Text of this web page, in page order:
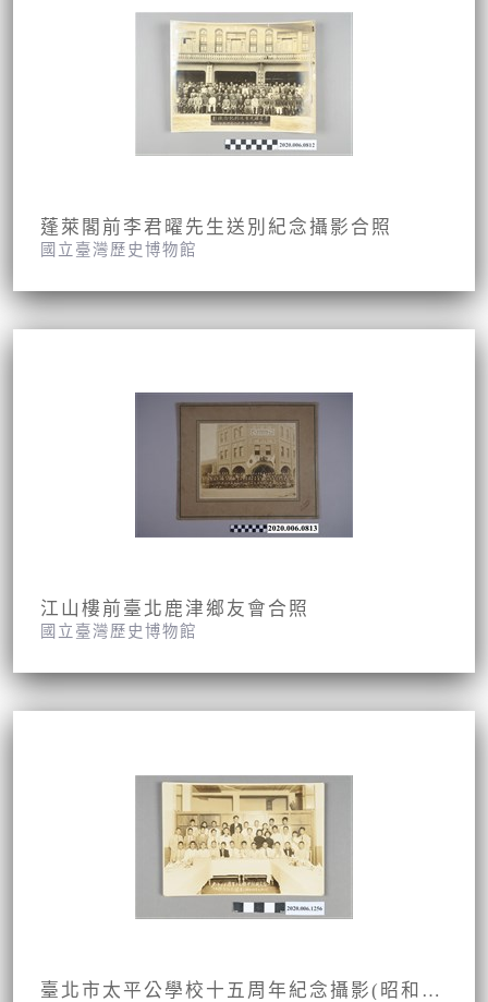
蓬萊閣前李君曜先生送別紀念攝影合照
國立臺灣歷史博物館
江山樓前臺北鹿津鄉友會合照
國立臺灣歷史博物館
臺北市太平公學校十五周年紀念攝影(昭和九年九月九日)